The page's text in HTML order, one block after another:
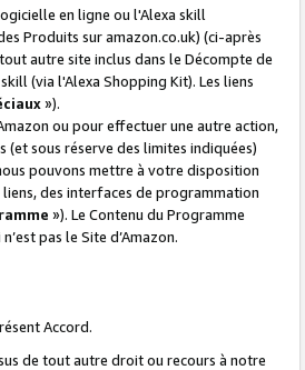
en ligne ou l'Alexa skill
Produits sur amazon.co.uk) (ci-après
autre site inclus dans le Décompte de
(via l'Alexa Shopping Kit). Les liens
»).
ou pour effectuer une autre action,
sous réserve des limites indiquées)
pouvons mettre à votre disposition
des interfaces de programmation
»). Le Contenu du Programme
pas le Site d’Amazon.
Accord.
de tout autre droit ou recours à notre